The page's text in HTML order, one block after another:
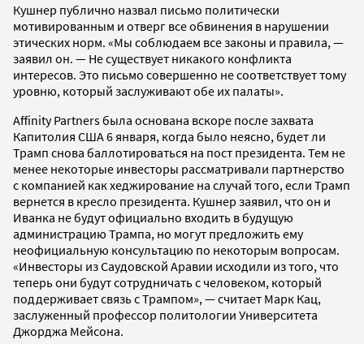
Кушнер публично назвал письмо политически
мотивированным и отверг все обвинения в нарушении
этических норм. «Мы соблюдаем все законы и правила, —
заявил он. — Не существует никакого конфликта
интересов. Это письмо совершенно не соответствует тому
уровню, который заслуживают обе их палаты».
Affinity Partners была основана вскоре после захвата
Капитолия США 6 января, когда было неясно, будет ли
Трамп снова баллотироваться на пост президента. Тем не
менее некоторые инвесторы рассматривали партнерство
с компанией как хеджирование на случай того, если Трамп
вернется в кресло президента. Кушнер заявил, что он и
Иванка не будут официально входить в будущую
администрацию Трампа, но могут предложить ему
неофициальную консультацию по некоторым вопросам.
«Инвесторы из Саудовской Аравии исходили из того, что
теперь они будут сотрудничать с человеком, который
поддерживает связь с Трампом», — считает Марк Кац,
заслуженный профессор политологии Университета
Джорджа Мейсона.